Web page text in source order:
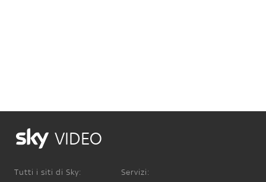
VIDEO
Tutti i siti di Sky: Servizi: